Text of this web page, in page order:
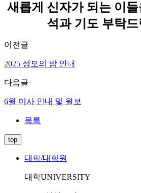
새롭게 신자가 되는 이
석과 기도 부탁
이전글
2025 성모의 밤 안내
다음글
6월 미사 안내 및 월보
목록
top
대학/대학원
대학UNIVERSITY